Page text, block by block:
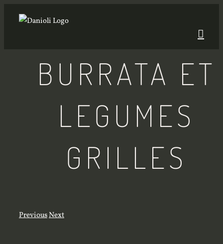
BURRATA ET
LEGUMES
GRILLES
PreviousNext